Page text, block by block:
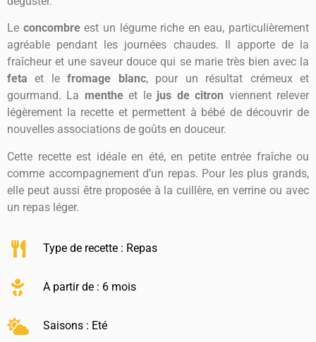
Le concombreest un légume riche en eau, particulièrement
agréable pendant les journées chaudes. Il apporte de la
fraîcheur et une saveur douce qui se marie très bien avec la
feta et lefromage blanc, pour un résultat crémeux et
gourmand. La mentheet le jus de citron viennent relever
légèrement la recette et permettent à bébé de découvrir de
nouvelles associations de goûts en douceur.
Cette recette est idéale en été, en petite entrée fraîche ou
comme accompagnement d’un repas. Pour les plus grands,
elle peut aussi être proposée à la cuillère, en verrine ou avec
un repas léger.
Type de recette : Repas
A partir de : 6 mois
Saisons : Eté